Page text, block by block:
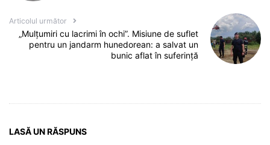
Articolul următor
„Mulțumiri cu lacrimi în ochi”. Misiune de suflet
pentru un jandarm hunedorean: a salvat un
bunic aflat în suferință
LASĂ UN RĂSPUNS